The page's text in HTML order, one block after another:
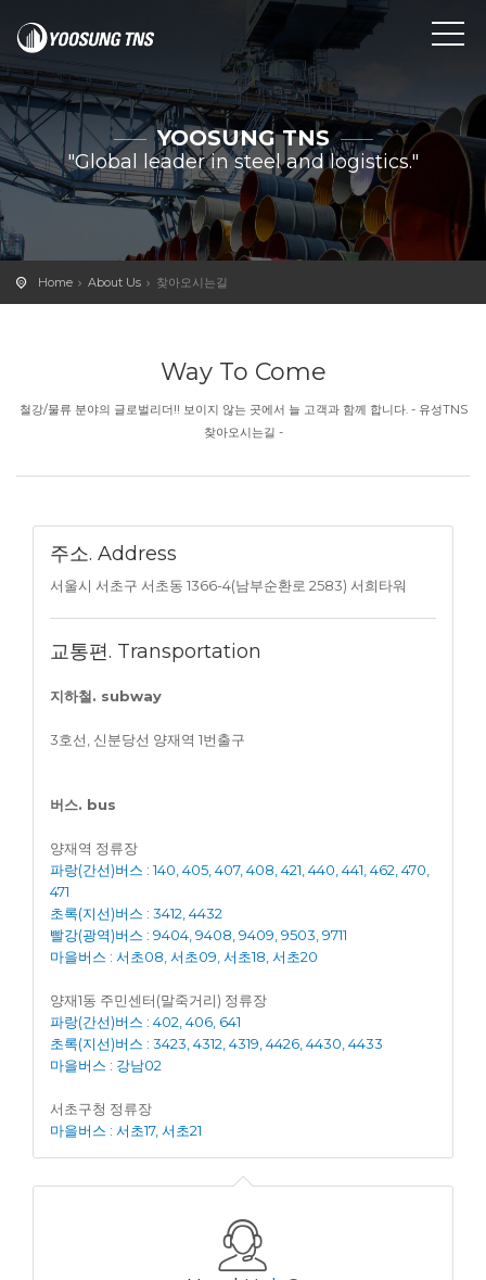
YOOSUNG TNS
"Global leader in steel and logistics."
Home About Us 찾아오시는길
Way To Come
철강/물류 분야의 글로벌리더!! 보이지 않는 곳에서 늘 고객과 함께 합니다. - 유성TNS
찾아오시는길 -
주소. Address
서울시 서초구 서초동 1366-4(남부순환로 2583) 서희타워
교통편. Transportation
지하철. subway
3호선, 신분당선 양재역 1번출구
버스. bus
양재역 정류장
파랑(간선)버스 : 140, 405, 407, 408, 421, 440, 441, 462, 470,
471
초록(지선)버스 : 3412, 4432
빨강(광역)버스 : 9404, 9408, 9409, 9503, 9711
마을버스 : 서초08, 서초09, 서초18, 서초20
양재1동 주민센터(말죽거리) 정류장
파랑(간선)버스 : 402, 406, 641
초록(지선)버스 : 3423, 4312, 4319, 4426, 4430, 4433
마을버스 : 강남02
서초구청 정류장
마을버스 : 서초17, 서초21